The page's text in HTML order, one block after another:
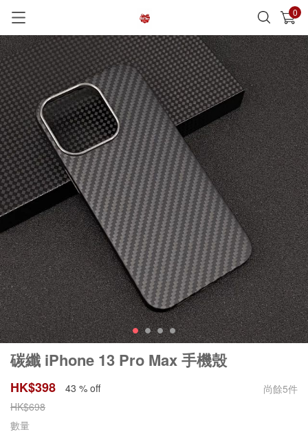
0
已加入購物車 查看
碳纖 iPhone 13 Pro Max 手機殼
HK$398 43 % off 尚餘5件
HK$698
數量